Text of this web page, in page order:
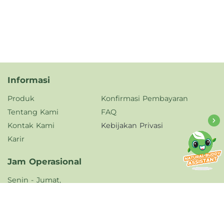
Informasi
Produk
Tentang Kami
Kontak Kami
Karir
Konfirmasi Pembayaran
FAQ
Kebijakan Privasi
Jam Operasional
Senin - Jumat,